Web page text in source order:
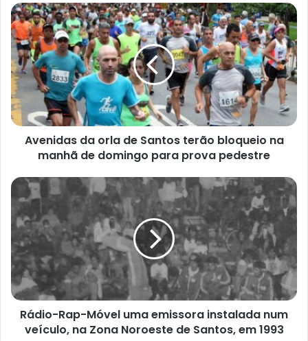
Avenidas
da
orla
de
Santos
terão
bloqueio
na
manhã
domingo para
pedestre
Avenidas da orla de Santos terão bloqueio na
manhã de domingo para prova pedestre
Rádio-
Rap-
Móvel
uma
emissora
instalada
num
veículo,
na
Zona
Noroeste
Rádio-Rap-Móvel uma emissora instalada num
veículo, na Zona Noroeste de Santos, em 1993